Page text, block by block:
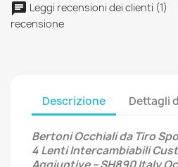
Leggi recensioni dei clienti (1)
recensione
Descrizione Dettagli
Bertoni Occhiali da Tiro
4 Lenti Intercambiabili